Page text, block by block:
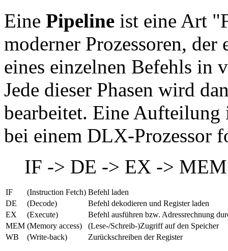
Eine Pipeline ist eine Art
moderner Prozessoren,
eines einzelnen Befehls in
Jede dieser Phasen wird
bearbeitet. Eine Aufteilung
bei einem DLX-Prozessor
IF -> DE -> EX ->
IF (Instruction Fetch) Befehl laden
DE
(Decode)
Befehl dekodieren und Register laden
EX
(Execute)
Befehl ausführen bzw. Adressrechnung
MEM (Memory access)
(Lese-/Schreib-)Zugriff auf den Speicher
WB
(Write-back) Zurückschreiben der Register